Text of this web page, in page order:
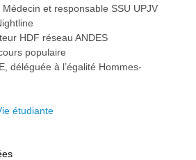
l
l
et responsable SSU UPJV
HDF réseau ANDES
populaire
déléguée à l’égalité Hommes-
étudiante